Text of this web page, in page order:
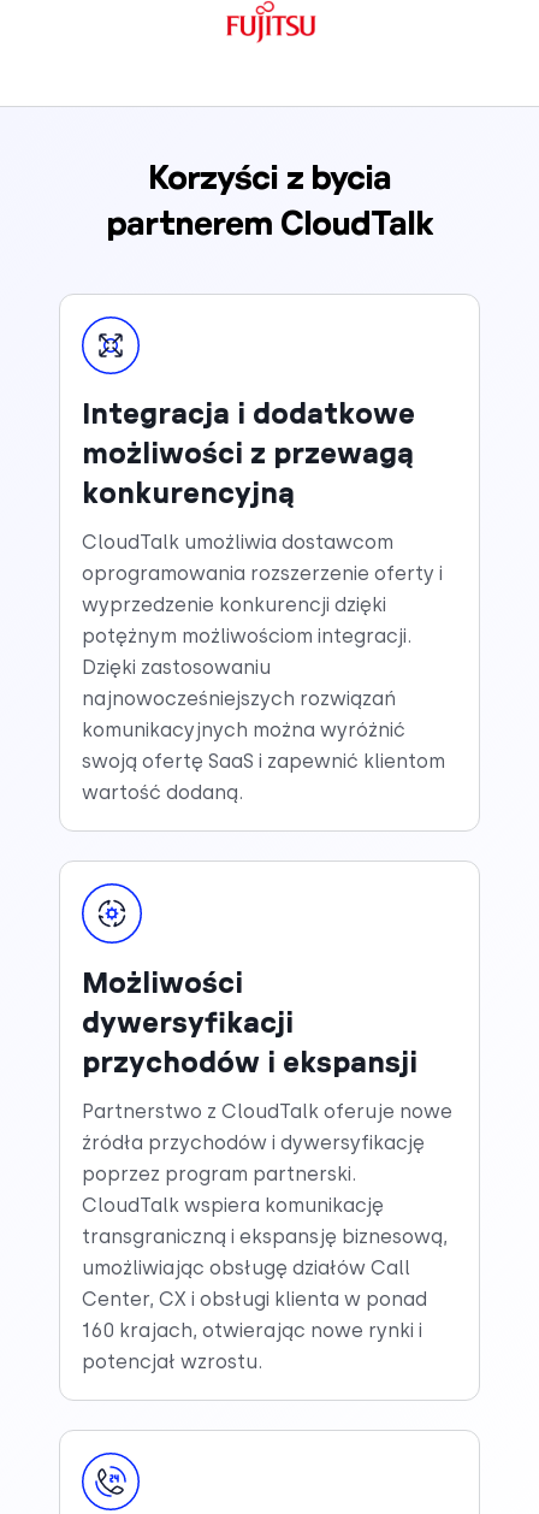
Korzyści z bycia
partnerem CloudTalk
Integracja i dodatkowe
możliwości z przewagą
konkurencyjną
CloudTalk umożliwia dostawcom
oprogramowania rozszerzenie oferty i
wyprzedzenie konkurencji dzięki
potężnym możliwościom integracji.
Dzięki zastosowaniu
najnowocześniejszych rozwiązań
komunikacyjnych można wyróżnić
swoją ofertę SaaS i zapewnić klientom
wartość dodaną.
Możliwości
dywersyfikacji
przychodów i ekspansji
Partnerstwo z CloudTalk oferuje nowe
źródła przychodów i dywersyfikację
poprzez program partnerski.
CloudTalk wspiera komunikację
transgraniczną i ekspansję biznesową,
umożliwiając obsługę działów Call
Center, CX i obsługi klienta w ponad
160 krajach, otwierając nowe rynki i
potencjał wzrostu.